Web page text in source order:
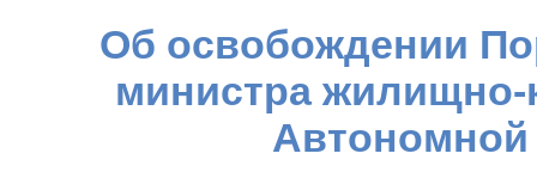
Об освобождении
министра жилищно-